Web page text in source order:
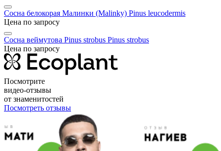
Сосна белокорая Малинки (Malinky) Pinus leucodermis
Цена по запросу
Сосна веймутова Pinus strobus Pinus strobus
Цена по запросу
Посмотрите
видео-отзывы
от знаменитостей
Посмотреть отзывы